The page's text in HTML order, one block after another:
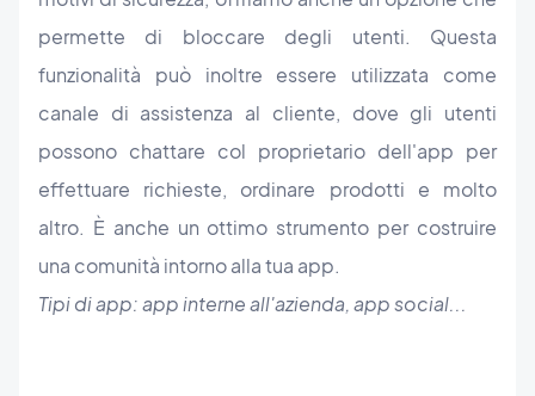
permette di bloccare degli utenti. Questa
funzionalità può inoltre essere utilizzata come
canale di assistenza al cliente, dove gli utenti
possono chattare col proprietario dell'app per
effettuare richieste, ordinare prodotti e molto
altro. È anche un ottimo strumento per costruire
una comunità intorno alla tua app.
Tipi di app: app interne all'azienda, app social...